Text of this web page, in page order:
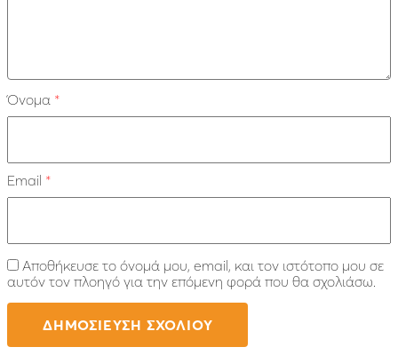
Όνομα *
Email *
Αποθήκευσε το όνομά μου, email, και τον ιστότοπο μου σε
αυτόν τον πλοηγό για την επόμενη φορά που θα σχολιάσω.